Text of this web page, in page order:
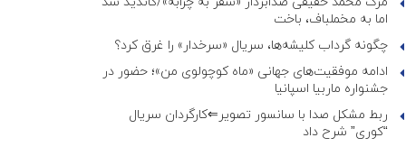
اما به مخملباف، باخت
چگونه گرداب کلیشه‌ها، سریال «سرخدار» را غرق کرد؟
ادامه موفقیت‌های جهانی «ماه کوچولوی من»؛ حضور در
جشنواره ماربیا اسپانیا
ربط مشکل صدا با سانسور تصویر⇐کارگردان سریال
“کوری” شرح داد